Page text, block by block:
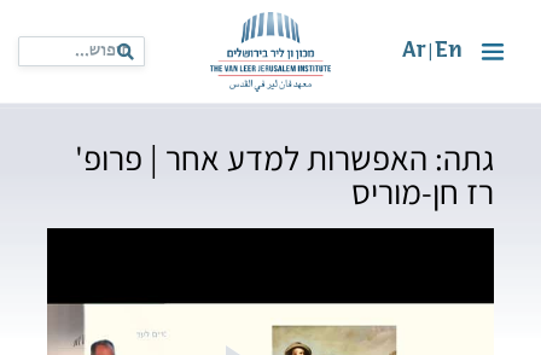
En
Ar
גתה: האפשרות למדע אחר | פרופ'
רז חן-מוריס